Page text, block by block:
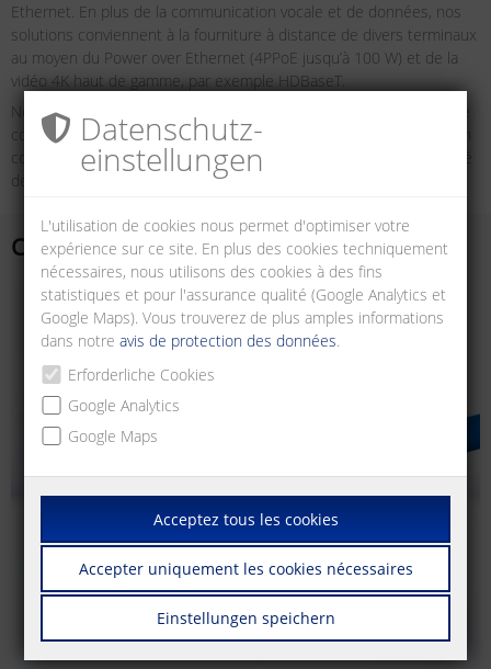
Ethernet. En plus de la communication vocale et de données, nos
solutions conviennent à la fourniture à distance de divers terminaux
au moyen du Power over Ethernet (4PPoE jusqu’à 100 W) et de la
vidéo 4K haut de gamme, par exemple HDBaseT.
Notre gamme de produits comprend des câbles d’installation et de
connexion dont la compatibilité avec les composants de connexion
courants a fait l’objet d’essais. Nous garantissons ainsi une sécurité
de fonctionnement maximale.
Câbles d'installation
Datenschutz­
einstellungen
L'utilisation de cookies nous permet d'optimiser votre
expérience sur ce site. En plus des cookies techniquement
nécessaires, nous utilisons des cookies à des fins
statistiques et pour l'assurance qualité (Google Analytics et
Google Maps). Vous trouverez de plus amples informations
dans notreavis de protection des données.
Erforderliche Cookies
Google Analytics
Google Maps
Acceptez tous les cookies
Accepter uniquement les cookies nécessaires
Einstellungen speichern